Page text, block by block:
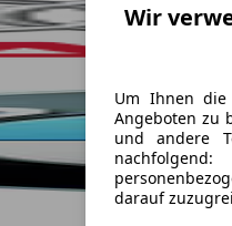
Wir
Um Ihnen die
Angeboten zu
und andere
darauf